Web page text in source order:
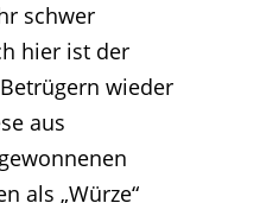
schwer
hier ist der
wieder
aus
als „Würze“